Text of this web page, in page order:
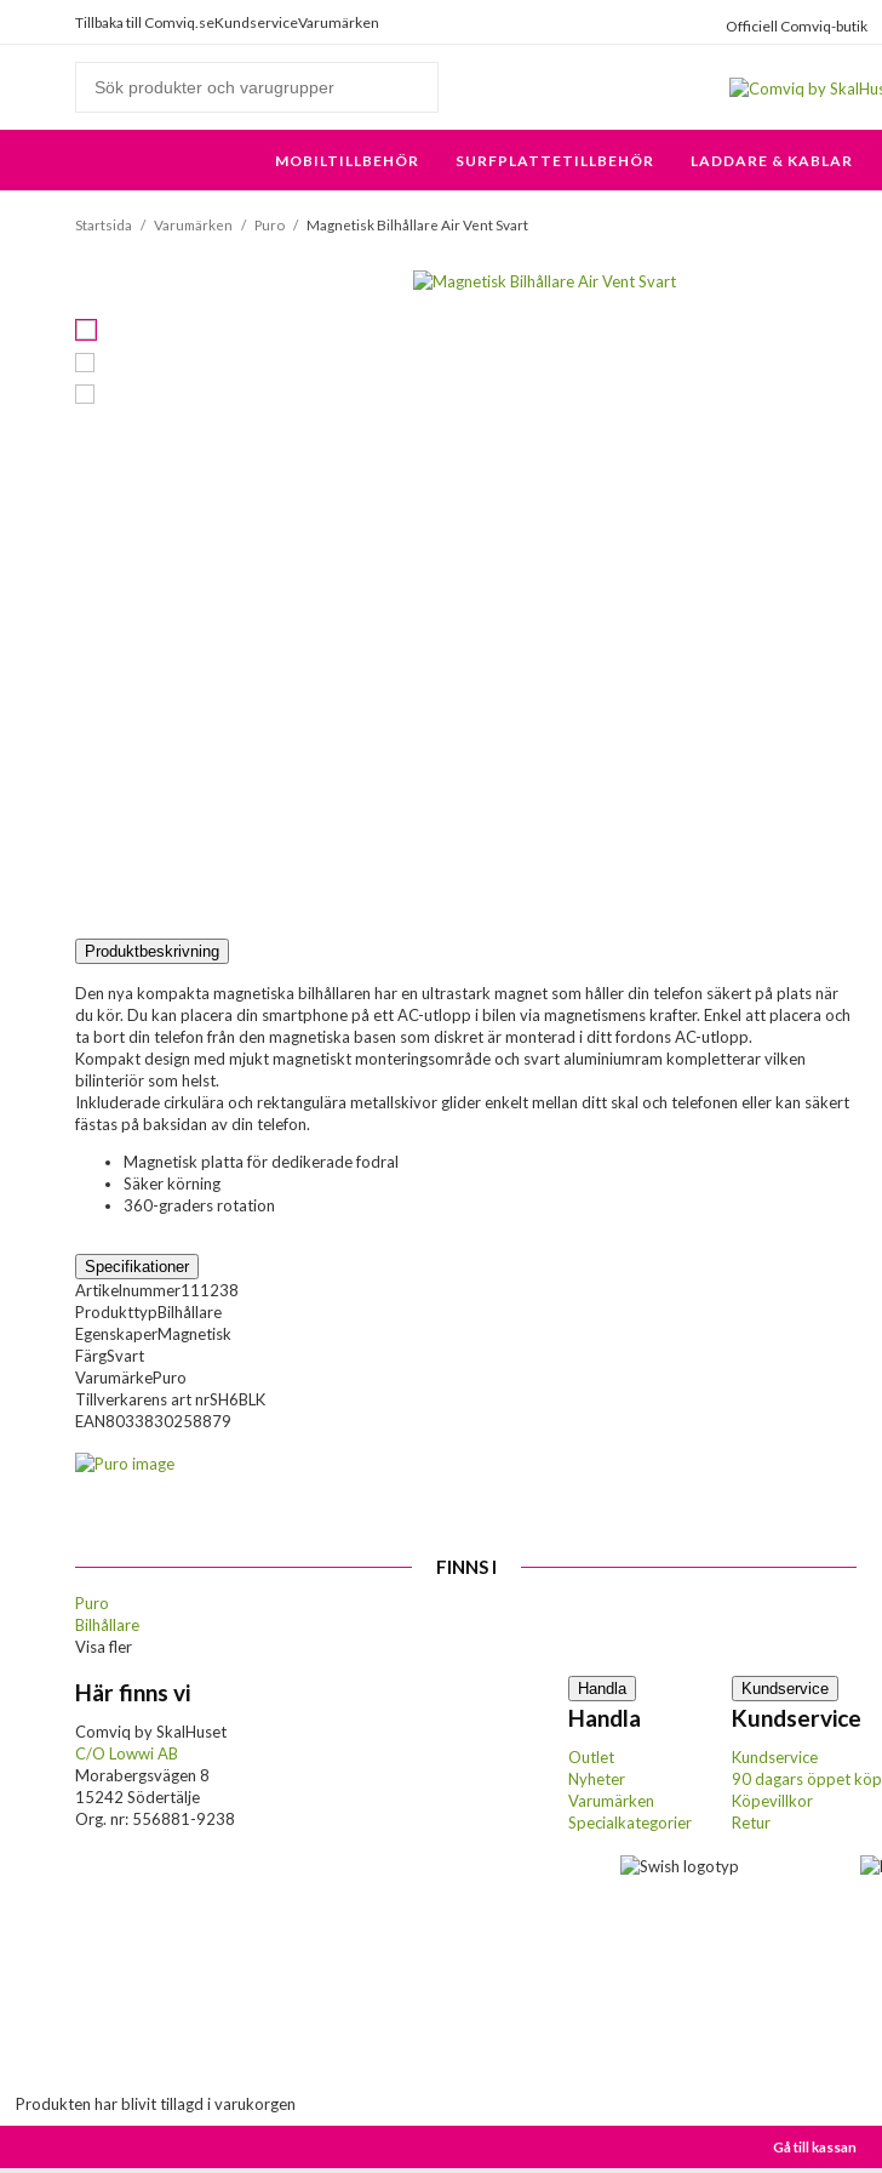
Tillbaka till Comviq.seKundserviceVarumärken Officiell Comviq-butik
MOBILTILLBEHÖR SURFPLATTETILLBEHÖR LADDARE & KABLAR
Startsida / Varumärken / Puro / Magnetisk Bilhållare Air Vent Svart
Produktbeskrivning
Den nya kompakta magnetiska bilhållaren har en ultrastark magnet som håller din telefon säkert på plats när
du kör. Du kan placera din smartphone på ett AC-utlopp i bilen via magnetismens krafter. Enkel att placera och
ta bort din telefon från den magnetiska basen som diskret är monterad i ditt fordons AC-utlopp.
Kompakt design med mjukt magnetiskt monteringsområde och svart aluminiumram kompletterar vilken
bilinteriör som helst.
Inkluderade cirkulära och rektangulära metallskivor glider enkelt mellan ditt skal och telefonen eller kan säkert
fästas på baksidan av din telefon.
Magnetisk platta för dedikerade fodral
Säker körning
360-graders rotation
Specifikationer
Artikelnummer111238
ProdukttypBilhållare
EgenskaperMagnetisk
FärgSvart
VarumärkePuro
Tillverkarens art nrSH6BLK
EAN8033830258879
FINNS I
Puro
Bilhållare
Visa fler
Här finns vi
Comviq by SkalHuset
C/O Lowwi AB
Morabergsvägen 8
15242 Södertälje
Org. nr: 556881-9238
Handla
Handla
Outlet
Nyheter
Varumärken
Specialkategorier
Kundservice
Kundservice
Kundservice
90 dagars öppet köp
Köpevillkor
Retur
Produkten har blivit tillagd i varukorgen
Gå till kassan